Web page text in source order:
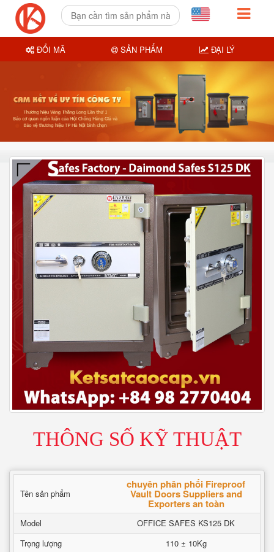
THÔNG SỐ KỸ THUẬT
Tên sản phẩm
chuyên phân phối Fireproof
Vault Doors Suppliers and
Exporters an toàn
Model
OFFICE SAFES KS125 DK
Trọng lượng
110 ± 10Kg
ĐỔI MÃ SẢN PHẨM ĐẠI LÝ